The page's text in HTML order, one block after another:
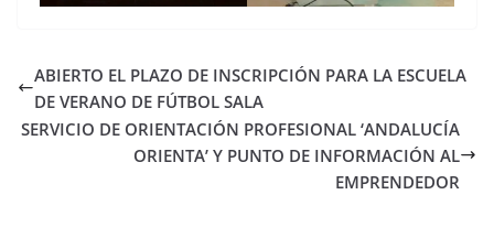
ABIERTO EL PLAZO DE INSCRIPCIÓN PARA LA ESCUELA
DE VERANO DE FÚTBOL SALA
SERVICIO DE ORIENTACIÓN PROFESIONAL ‘ANDALUCÍA
ORIENTA’ Y PUNTO DE INFORMACIÓN AL
EMPRENDEDOR